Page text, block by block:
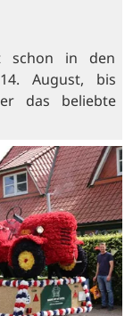
schon in den
August, bis
das beliebte